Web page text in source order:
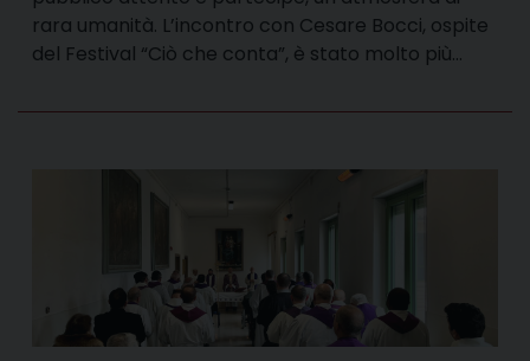
rara umanità. L’incontro con Cesare Bocci, ospite
del Festival “Ciò che conta”, è stato molto più…